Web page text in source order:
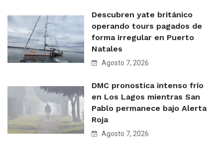
Descubren yate británico
operando tours pagados de
forma irregular en Puerto
Natales
Agosto 7, 2026
DMC pronostica intenso frío
en Los Lagos mientras San
Pablo permanece bajo Alerta
Roja
Agosto 7, 2026